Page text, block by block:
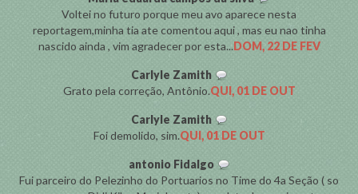
Voltei no futuro porque meu avo aparece nesta
reportagem,minha tia ate comentou aqui , mas eu nao tinha
nascido ainda , vim agradecer por esta...DOM, 22 DE FEV
Carlyle Zamith
Grato pela correção, Antônio.QUI, 01 DE OUT
Carlyle Zamith
Foi demolido, sim.QUI, 01 DE OUT
antonio Fidalgo
Fui parceiro do Pelezinho do Portuarios no Time do 4a Seção ( so